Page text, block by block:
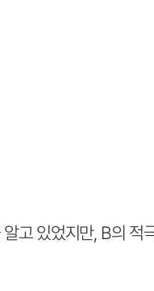
고 있었지만, B의